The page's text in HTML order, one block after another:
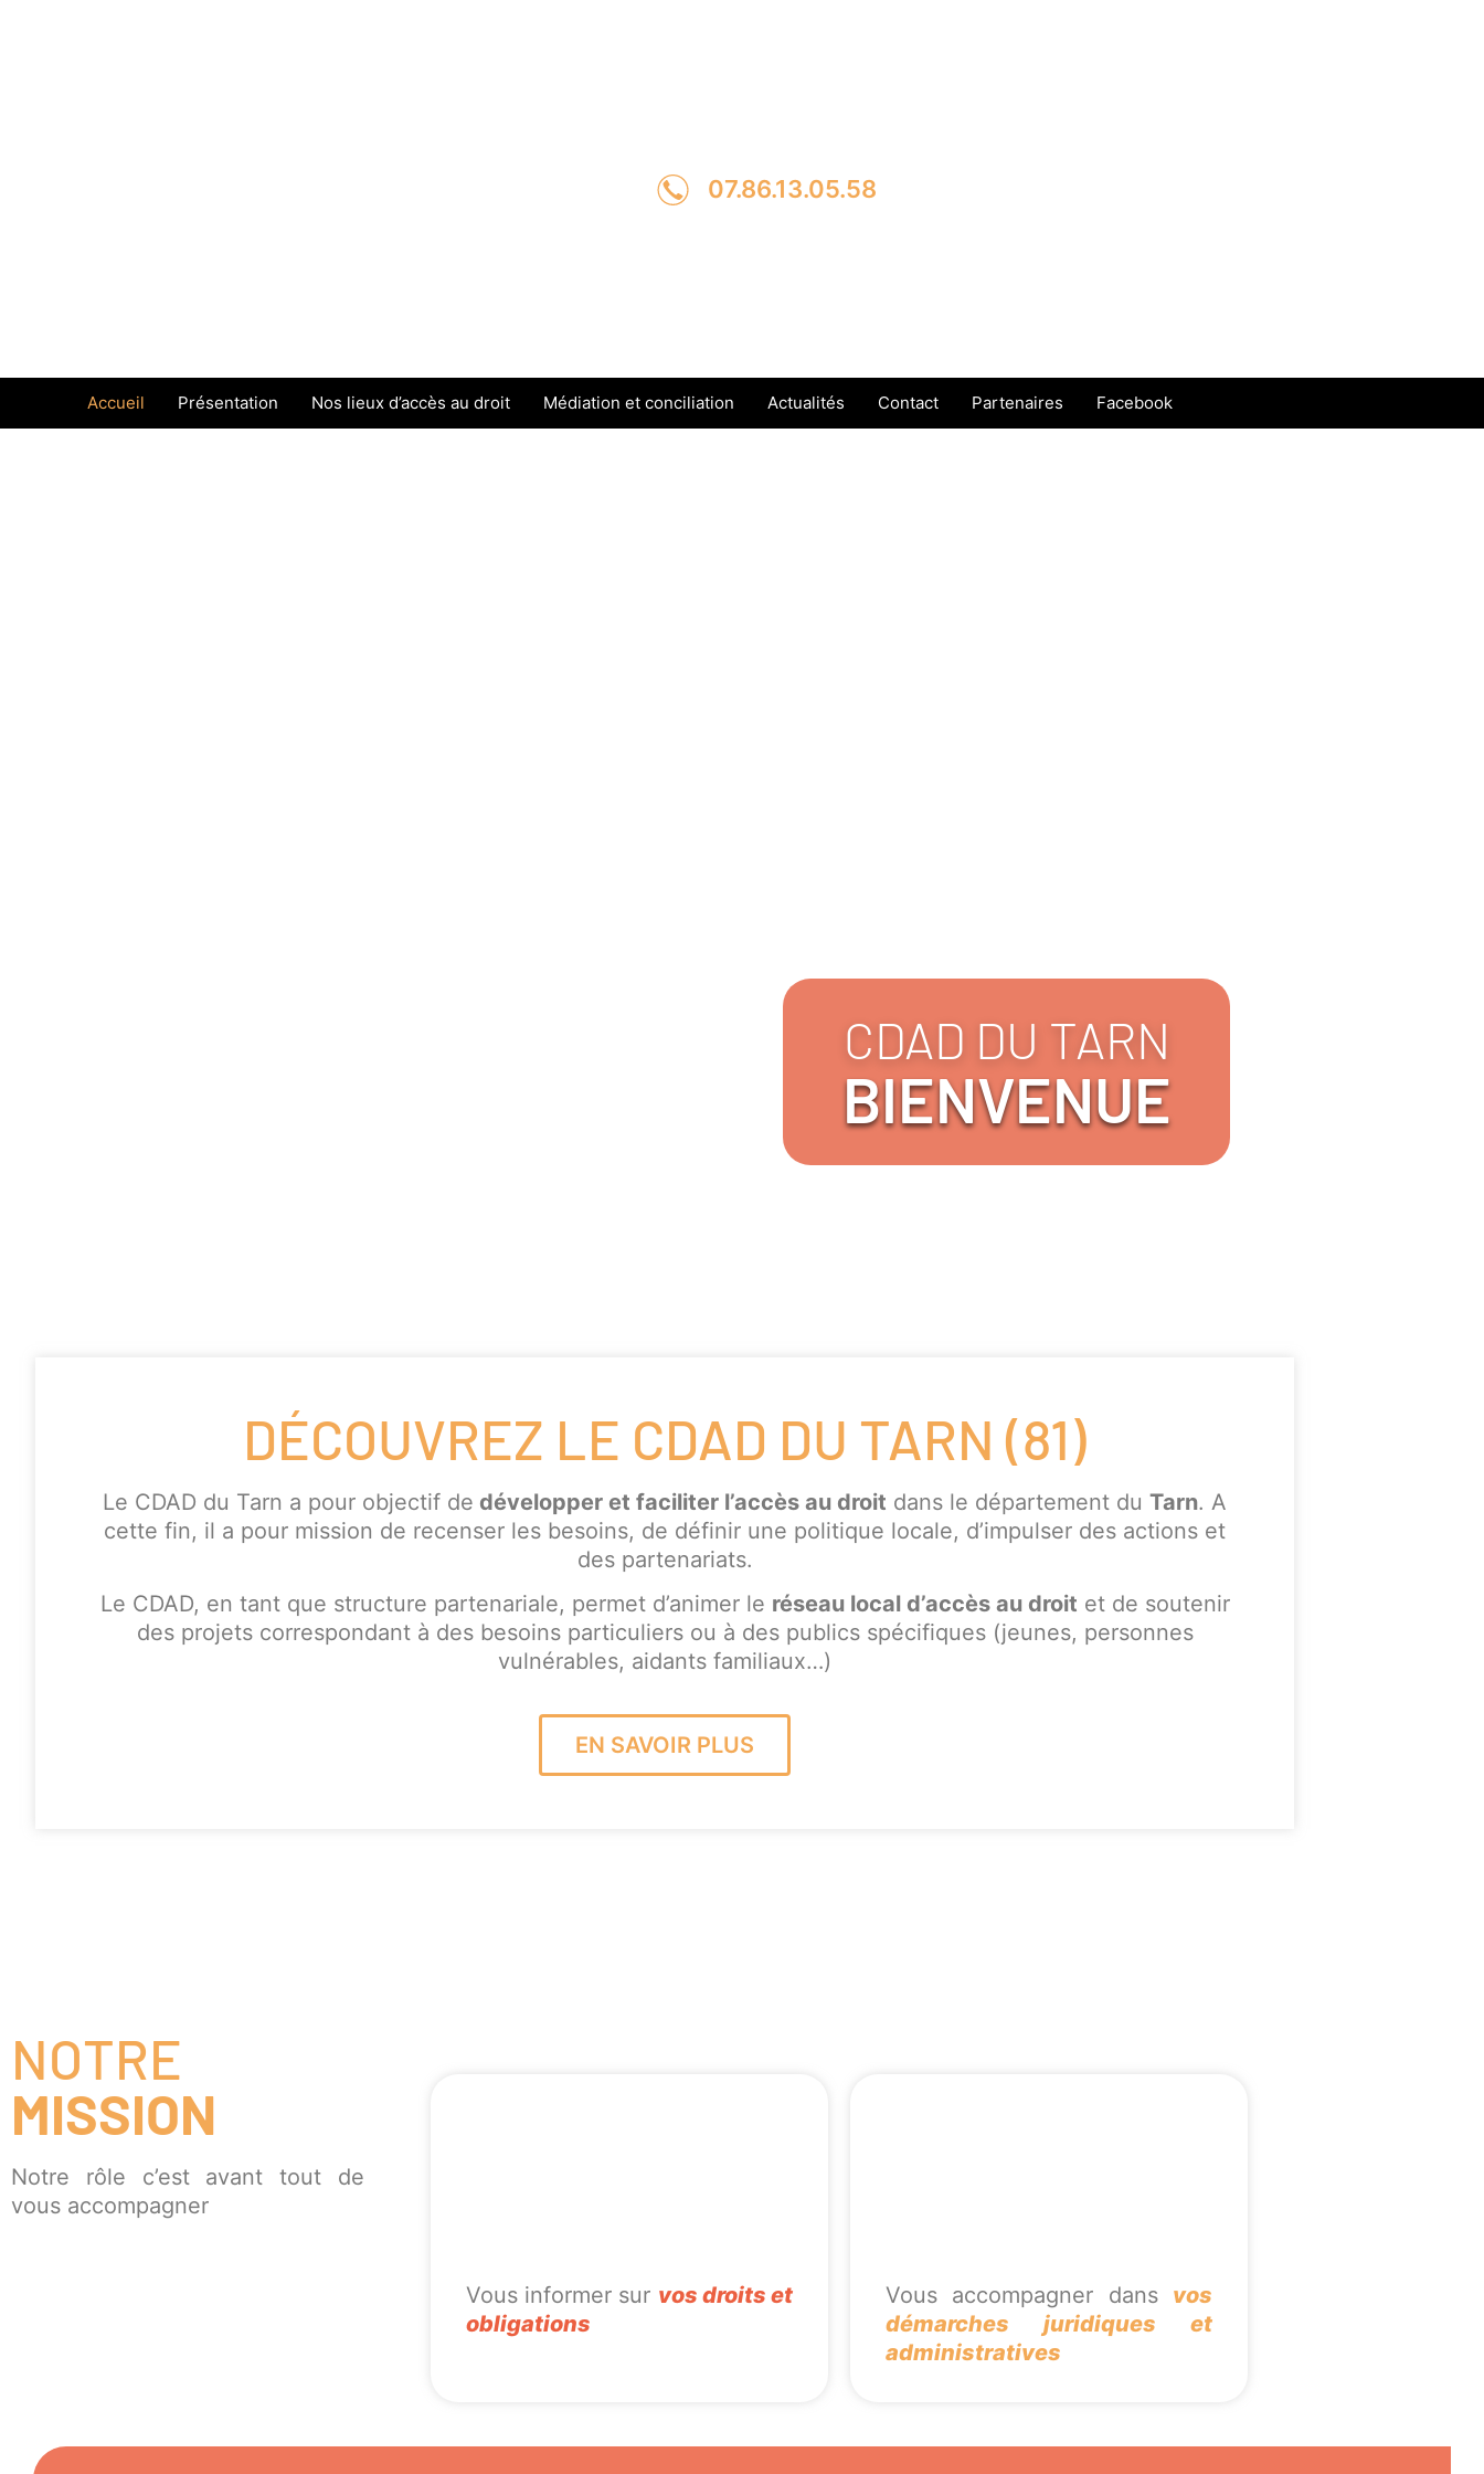
07.86.13.05.58
Accueil Présentation Nos lieux d’accès au droit Médiation et conciliation Actualités Contact Partenaires Facebook
CDAD DU TARN
BIENVENUE
DÉCOUVREZ LE CDAD DU TARN (81)
Le CDAD du Tarn a pour objectif de développer et faciliter l’accès au droit dans le département du Tarn. A
cette fin, il a pour mission de recenser les besoins, de définir une politique locale, d’impulser des actions et
des partenariats.
Le CDAD, en tant que structure partenariale, permet d’animer le réseau local d’accès au droit et de soutenir
des projets correspondant à des besoins particuliers ou à des publics spécifiques (jeunes, personnes
vulnérables, aidants familiaux…)
EN SAVOIR PLUS
NOTRE
MISSION
Notre rôle c’est avant tout de
vous accompagner
Vous informer sur vos droits et
obligations
Vous accompagner dans vos
démarches juridiques et
administratives